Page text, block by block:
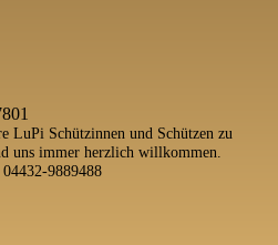
LuPi Schützinnen und Schützen zu
uns immer herzlich willkommen.
9889488